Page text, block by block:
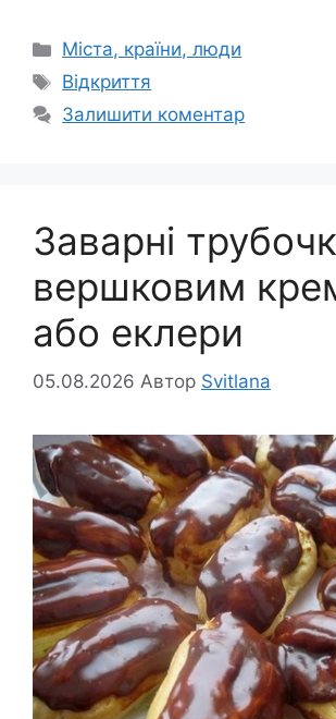
Категорії
Міста, країни, люди
Позначки
Відкриття
Залишити коментар
Заварні
вершковим
або еклери
05.08.2026 Автор Svitlana